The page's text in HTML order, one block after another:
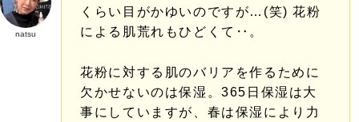
natsu
くらい目がかゆいのですが…(笑) 花粉
による肌荒れもひどくて‥。
花粉に対する肌のバリアを作るために
欠かせないのは保湿。365日保湿は大
事にしていますが、春は保湿により力